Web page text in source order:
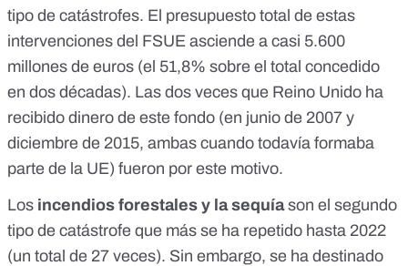
tipo de catástrofes. El presupuesto total de estas
intervenciones del FSUE asciende a casi 5.600
millones de euros (el 51,8% sobre el total concedido
en dos décadas). Las dos veces que Reino Unido ha
recibido dinero de este fondo (en junio de 2007 y
diciembre de 2015, ambas cuando todavía formaba
parte de la UE) fueron por este motivo.
Los incendios forestales y la sequíason el segundo
tipo de catástrofe que más se ha repetido hasta 2022
(un total de 27 veces). Sin embargo, se ha destinado